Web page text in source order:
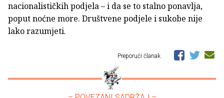
nacionalističkih podjela – i da se to stalno ponavlja,
poput noćne more. Društvene podjele i sukobe nije
lako razumjeti.
Preporuči članak